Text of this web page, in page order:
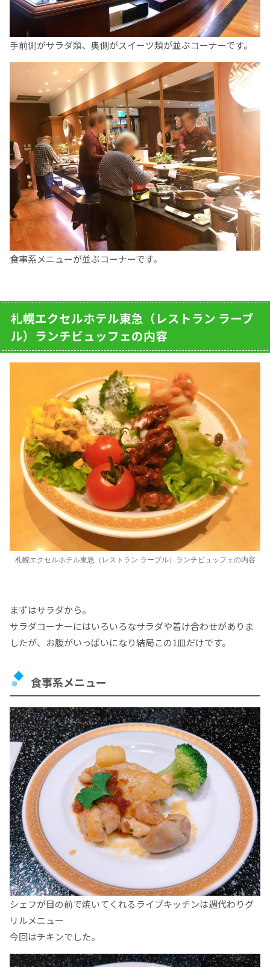
手前側がサラダ類、奥側がスイーツ類が並ぶコーナーです。
食事系メニューが並ぶコーナーです。
札幌エクセルホテル東急（レストラン ラーブ
ル）ランチビュッフェの内容
札幌エクセルホテル東急（レストラン ラーブル）ランチビュッフェの内容
まずはサラダから。
サラダコーナーにはいろいろなサラダや着け合わせがありま
したが、お腹がいっぱいになり結局この1皿だけです。
食事系メニュー
シェフが目の前で焼いてくれるライブキッチンは週代わりグ
リルメニュー
今回はチキンでした。